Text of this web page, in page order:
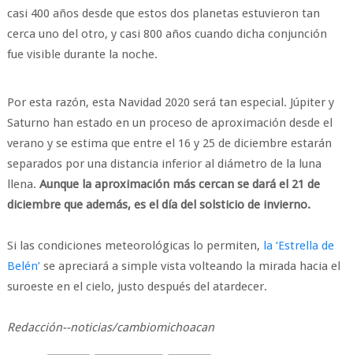
casi 400 años desde que estos dos planetas estuvieron tan
cerca uno del otro, y casi 800 años cuando dicha conjunción
fue visible durante la noche.
Por esta razón, esta Navidad 2020 será tan especial. Júpiter y
Saturno han estado en un proceso de aproximación desde el
verano y se estima que entre el 16 y 25 de diciembre estarán
separados por una distancia inferior al diámetro de la luna
llena. Aunque la aproximación más cercan se dará el 21 de
diciembre que además, es el día del solsticio de invierno.
Si las condiciones meteorológicas lo permiten, la ‘Estrella de
Belén’se apreciará a simple vista volteando la mirada hacia el
suroeste en el cielo, justo después del atardecer.
Redacción--noticias/cambiomichoacan